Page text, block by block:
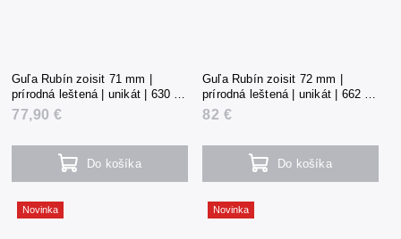
Guľa Rubín zoisit 71 mm |
prírodná leštená | unikát | 630 g |
Tanzánia
77,90 €
Do košíka
Guľa Rubín zoisit 72 mm |
prírodná leštená | unikát | 662 g |
Tanzánia
82 €
Do košíka
Novinka Novinka